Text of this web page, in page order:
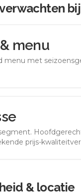
bij
menu
menu met
.
prijs-
& locatie